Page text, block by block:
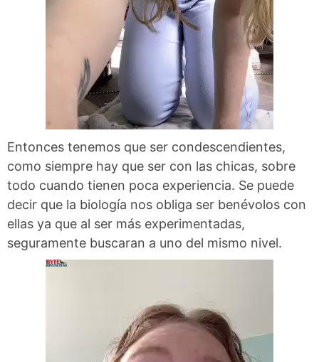
Entonces tenemos que ser condescendientes,
como siempre hay que ser con las chicas, sobre
todo cuando tienen poca experiencia. Se puede
decir que la biología nos obliga ser benévolos con
ellas ya que al ser más experimentadas,
seguramente buscaran a uno del mismo nivel.